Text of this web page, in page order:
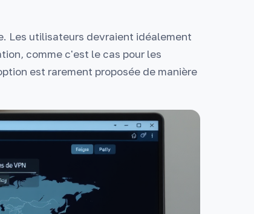
Les utilisateurs devraient idéalement
comme c'est le cas pour les
est rarement proposée de manière